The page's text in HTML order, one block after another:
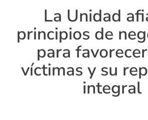
La Unidad
principios de
para
víctimas y su
integral